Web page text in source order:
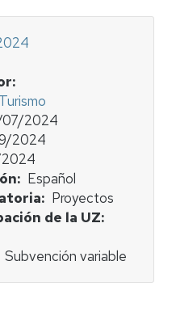
07/2024
2024
Español
Proyectos
de la UZ
Subvención variable